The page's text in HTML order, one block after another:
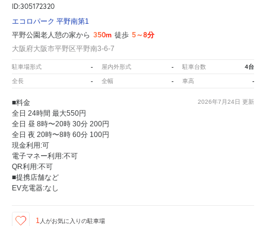
ID:305172320
エコロパーク 平野南第1
平野公園老人憩の家から 350m 徒歩 5～8分
大阪府大阪市平野区平野南3-6-7
駐車場形式 - 屋内外形式 - 駐車台数 4台
全長 - 全幅 - 車高 -
2026年7月24日 更新
■料金
全日 24時間 最大550円
全日 昼 8時〜20時 30分 200円
全日 夜 20時〜8時 60分 100円
現金利用:可
電子マネー利用:不可
QR利用:不可
■提携店舗など
EV充電器:なし
1 人がお気に入りの駐車場